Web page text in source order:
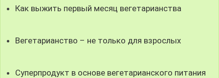
Как выжить первый месяц вегетарианства
Вегетарианство – не только для взрослых
Суперпродукт в основе вегетарианского питания